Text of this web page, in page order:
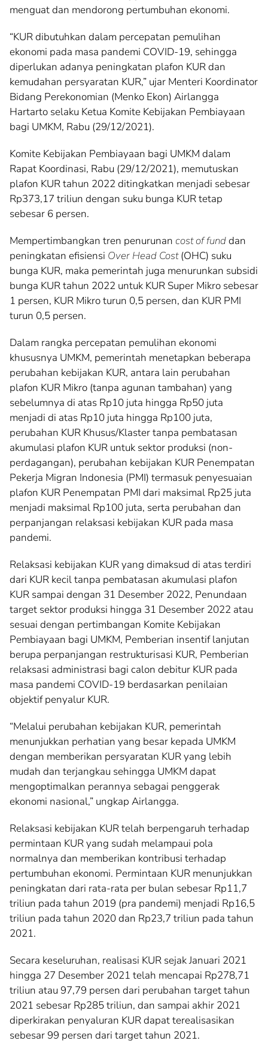
menguat dan mendorong pertumbuhan ekonomi.
“KUR dibutuhkan dalam percepatan pemulihan
ekonomi pada masa pandemi COVID-19, sehingga
diperlukan adanya peningkatan plafon KUR dan
kemudahan persyaratan KUR,” ujar Menteri Koordinator
Bidang Perekonomian (Menko Ekon) Airlangga
Hartarto selaku Ketua Komite Kebijakan Pembiayaan
bagi UMKM, Rabu (29/12/2021).
Komite Kebijakan Pembiayaan bagi UMKM dalam
Rapat Koordinasi, Rabu (29/12/2021), memutuskan
plafon KUR tahun 2022 ditingkatkan menjadi sebesar
Rp373,17 triliun dengan suku bunga KUR tetap
sebesar 6 persen.
Mempertimbangkan tren penurunan cost of funddan
peningkatan efisiensi Over Head Cost(OHC) suku
bunga KUR, maka pemerintah juga menurunkan subsidi
bunga KUR tahun 2022 untuk KUR Super Mikro sebesar
1 persen, KUR Mikro turun 0,5 persen, dan KUR PMI
turun 0,5 persen.
Dalam rangka percepatan pemulihan ekonomi
khususnya UMKM, pemerintah menetapkan beberapa
perubahan kebijakan KUR, antara lain perubahan
plafon KUR Mikro (tanpa agunan tambahan) yang
sebelumnya di atas Rp10 juta hingga Rp50 juta
menjadi di atas Rp10 juta hingga Rp100 juta,
perubahan KUR Khusus/Klaster tanpa pembatasan
akumulasi plafon KUR untuk sektor produksi (non-
perdagangan), perubahan kebijakan KUR Penempatan
Pekerja Migran Indonesia (PMI) termasuk penyesuaian
plafon KUR Penempatan PMI dari maksimal Rp25 juta
menjadi maksimal Rp100 juta, serta perubahan dan
perpanjangan relaksasi kebijakan KUR pada masa
pandemi.
Relaksasi kebijakan KUR yang dimaksud di atas terdiri
dari KUR kecil tanpa pembatasan akumulasi plafon
KUR sampai dengan 31 Desember 2022, Penundaan
target sektor produksi hingga 31 Desember 2022 atau
sesuai dengan pertimbangan Komite Kebijakan
Pembiayaan bagi UMKM, Pemberian insentif lanjutan
berupa perpanjangan restrukturisasi KUR, Pemberian
relaksasi administrasi bagi calon debitur KUR pada
masa pandemi COVID-19 berdasarkan penilaian
objektif penyalur KUR.
“Melalui perubahan kebijakan KUR, pemerintah
menunjukkan perhatian yang besar kepada UMKM
dengan memberikan persyaratan KUR yang lebih
mudah dan terjangkau sehingga UMKM dapat
mengoptimalkan perannya sebagai penggerak
ekonomi nasional,” ungkap Airlangga.
Relaksasi kebijakan KUR telah berpengaruh terhadap
permintaan KUR yang sudah melampaui pola
normalnya dan memberikan kontribusi terhadap
pertumbuhan ekonomi. Permintaan KUR menunjukkan
peningkatan dari rata-rata per bulan sebesar Rp11,7
triliun pada tahun 2019 (pra pandemi) menjadi Rp16,5
triliun pada tahun 2020 dan Rp23,7 triliun pada tahun
2021.
Secara keseluruhan, realisasi KUR sejak Januari 2021
hingga 27 Desember 2021 telah mencapai Rp278,71
triliun atau 97,79 persen dari perubahan target tahun
2021 sebesar Rp285 triliun, dan sampai akhir 2021
diperkirakan penyaluran KUR dapat terealisasikan
sebesar 99 persen dari target tahun 2021.